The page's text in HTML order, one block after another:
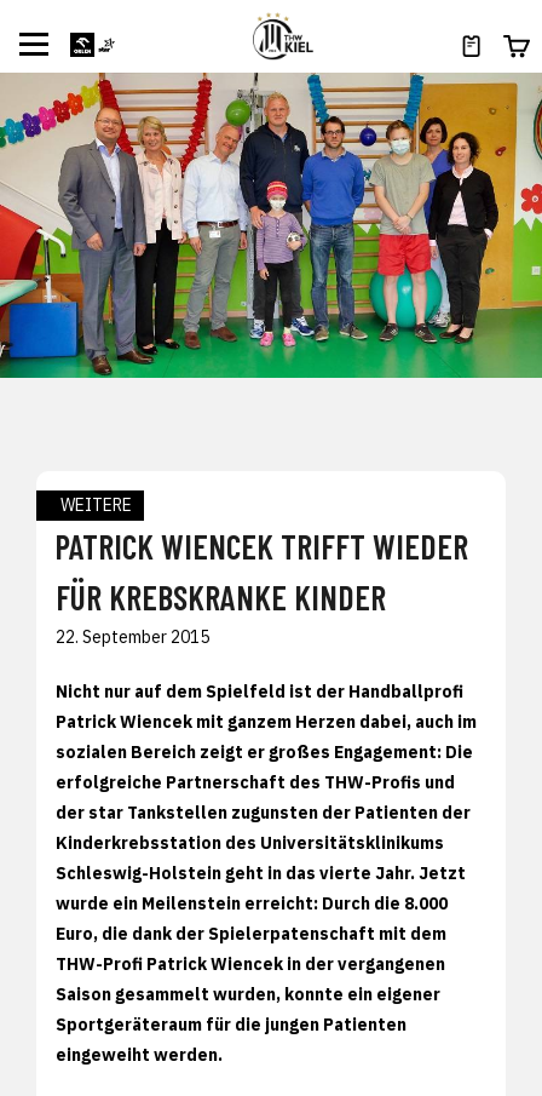
WEITERE
PATRICK WIENCEK TRIFFT WIEDER
FÜR KREBSKRANKE KINDER
22. September 2015
Nicht nur auf dem Spielfeld ist der Handballprofi
Patrick Wiencek mit ganzem Herzen dabei, auch im
sozialen Bereich zeigt er großes Engagement: Die
erfolgreiche Partnerschaft des THW-Profis und
der star Tankstellen zugunsten der Patienten der
Kinderkrebsstation des Universitätsklinikums
Schleswig-Holstein geht in das vierte Jahr. Jetzt
wurde ein Meilenstein erreicht: Durch die 8.000
Euro, die dank der Spielerpatenschaft mit dem
THW-Profi Patrick Wiencek in der vergangenen
Saison gesammelt wurden, konnte ein eigener
Sportgeräteraum für die jungen Patienten
eingeweiht werden.